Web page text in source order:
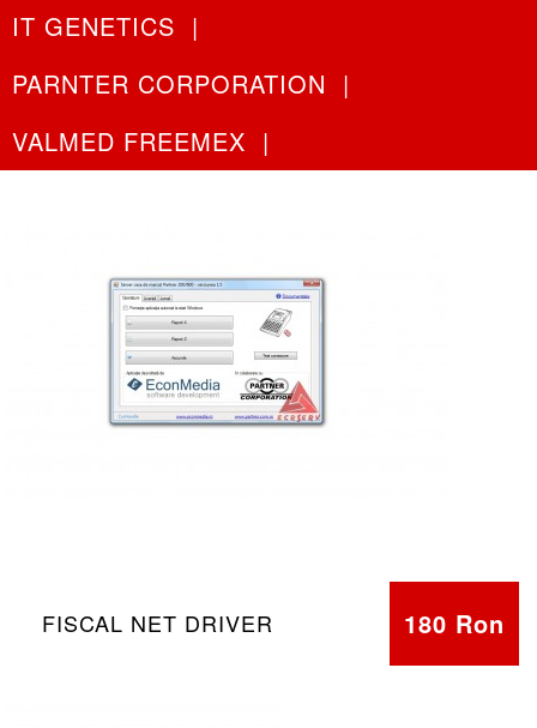
IT GENETICS |
PARNTER CORPORATION
|
VALMED FREEMEX |
FISCAL NET DRIVER 180 Ron